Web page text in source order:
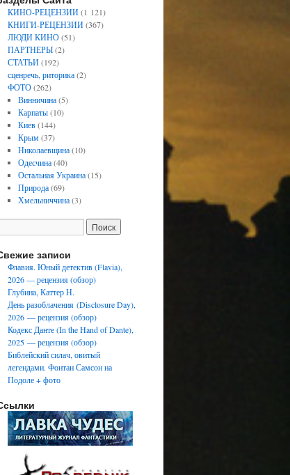
КИНО-РЕЦЕНЗИИ(1 121)
КНИГИ-РЕЦЕНЗИИ(367)
ЛЮДИ КИНО(51)
ПАРТНЕРЫ(2)
СТАТЬИ(192)
сценречь, риторика(2)
ФОТО(262)
Винничина(5)
Карпаты(10)
Киев(144)
Крым(37)
Николаевщина(10)
Одесчина(40)
Остальная Украина(15)
Природа(69)
Хмельниччина(3)
записи
Флавия. Юный детектив (Flavia),
2026 — рецензия (обзор)
Глубина, Каттер Н.
День разоблачения (Disclosure Day),
2026 — рецензия (обзор)
Кодекс Данте (In the Hand of Dante),
2025 — рецензия (обзор)
Библейский силач, овитый
легендами. Фонтан Самсон на
Подоле + фото